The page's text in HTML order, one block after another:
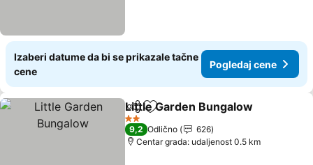
Izaberi datume da bi se prikazale tačne
cene
Pogledaj cene
Deli Dodati u favorite
Little Garden Bungalow
2 Zvezdice
9,2 Odlično
626
Centar grada: udaljenost 0.5 km